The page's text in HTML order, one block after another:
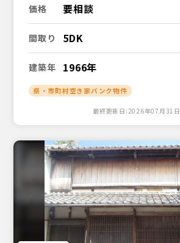
価格 要相談
間取り 5DK
建築年 1966年
県・市町村空き家バンク物件
最終更新日:2026年07月31日